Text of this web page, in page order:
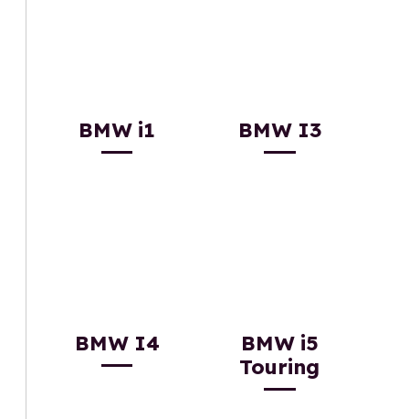
BMW i1 BMW I3
BMW I4
BMW i5
Touring